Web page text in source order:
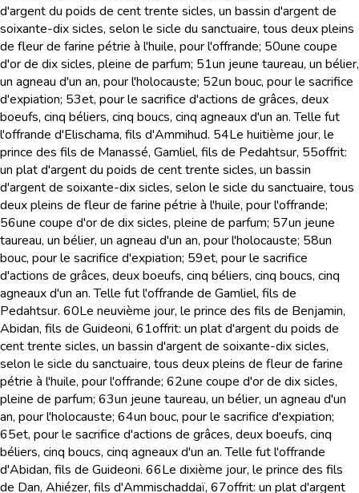
d'argent du poids de cent trente sicles, un bassin d'argent de
soixante-dix sicles, selon le sicle du sanctuaire, tous deux pleins
de fleur de farine pétrie à l'huile, pour l'offrande; 50une coupe
d'or de dix sicles, pleine de parfum; 51un jeune taureau, un bélier,
un agneau d'un an, pour l'holocauste; 52un bouc, pour le sacrifice
d'expiation; 53et, pour le sacrifice d'actions de grâces, deux
boeufs, cinq béliers, cinq boucs, cinq agneaux d'un an. Telle fut
l'offrande d'Elischama, fils d'Ammihud. 54Le huitième jour, le
prince des fils de Manassé, Gamliel, fils de Pedahtsur, 55offrit:
un plat d'argent du poids de cent trente sicles, un bassin
d'argent de soixante-dix sicles, selon le sicle du sanctuaire, tous
deux pleins de fleur de farine pétrie à l'huile, pour l'offrande;
56une coupe d'or de dix sicles, pleine de parfum; 57un jeune
taureau, un bélier, un agneau d'un an, pour l'holocauste; 58un
bouc, pour le sacrifice d'expiation; 59et, pour le sacrifice
d'actions de grâces, deux boeufs, cinq béliers, cinq boucs, cinq
agneaux d'un an. Telle fut l'offrande de Gamliel, fils de
Pedahtsur. 60Le neuvième jour, le prince des fils de Benjamin,
Abidan, fils de Guideoni, 61offrit: un plat d'argent du poids de
cent trente sicles, un bassin d'argent de soixante-dix sicles,
selon le sicle du sanctuaire, tous deux pleins de fleur de farine
pétrie à l'huile, pour l'offrande; 62une coupe d'or de dix sicles,
pleine de parfum; 63un jeune taureau, un bélier, un agneau d'un
an, pour l'holocauste; 64un bouc, pour le sacrifice d'expiation;
65et, pour le sacrifice d'actions de grâces, deux boeufs, cinq
béliers, cinq boucs, cinq agneaux d'un an. Telle fut l'offrande
d'Abidan, fils de Guideoni. 66Le dixième jour, le prince des fils
de Dan, Ahiézer, fils d'Ammischaddaï, 67offrit: un plat d'argent